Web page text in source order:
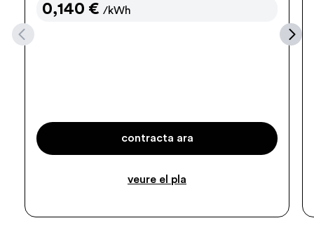
0,140 € /kWh
contracta ara
veure el pla